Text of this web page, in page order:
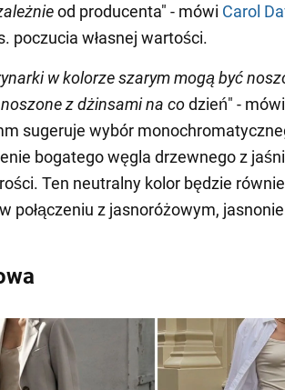
od producenta" - mówi Carol
poczucia własnej wartości.
w kolorze szarym mogą być
z dżinsami na codzień" -
sugeruje wybór
bogatego węgla drzewnego z
Ten neutralny kolor będzie
połączeniu z jasnoróżowym,